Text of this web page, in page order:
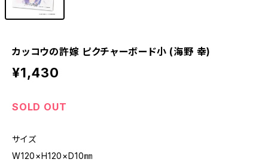
カッコウの許嫁 ピクチャーボード小 (海野 幸)
¥1,430
SOLD OUT
サイズ
W120×H120×D10㎜